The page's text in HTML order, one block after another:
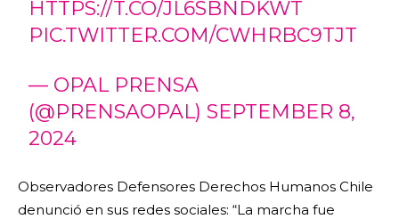
HTTPS://T.CO/JL6SBNDKWT
PIC.TWITTER.COM/CWHRBC9TJT
— OPAL PRENSA
(@PRENSAOPAL)SEPTEMBER 8,
2024
Observadores Defensores Derechos Humanos Chile
denunció en sus redes sociales: “La marcha fue